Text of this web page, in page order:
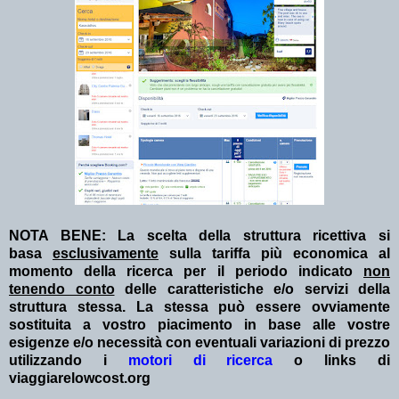
NOTA BENE: La scelta della struttura ricettiva si
basa esclusivamente sulla tariffa più economica al
momento della ricerca per il periodo indicato non
tenendo contodelle caratteristiche e/o servizi della
struttura stessa. La stessa può essere ovviamente
sostituita a vostro piacimento in base alle vostre
esigenze e/o necessità con eventuali variazioni di prezzo
utilizzando i motori di ricerca o links di
viaggiarelowcost.org